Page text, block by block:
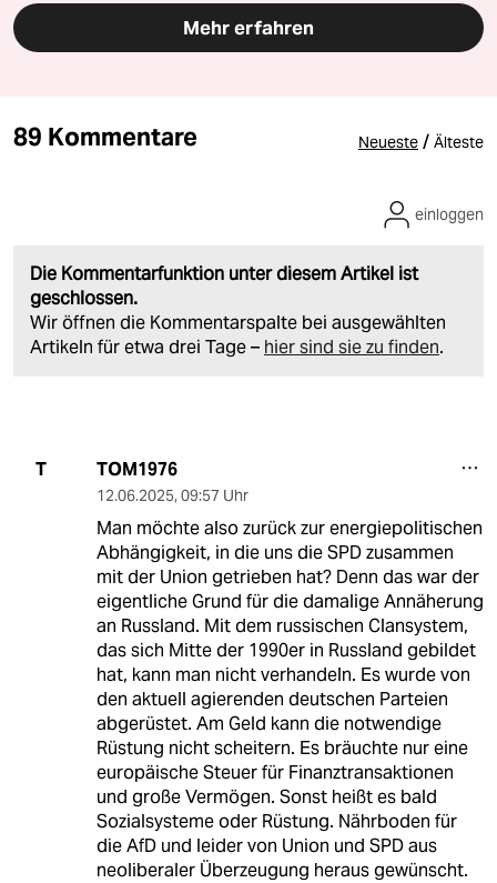
Mehr erfahren
89 Kommentare Neueste / Älteste
Die Kommentarfunktion unter diesem Artikel ist
geschlossen.
Wir öffnen die Kommentarspalte bei ausgewählten
Artikeln für etwa drei Tage – hier sind sie zu finden.
einloggen
T TOM1976
12.06.2025, 09:57 Uhr
Man möchte also zurück zur energiepolitischen
Abhängigkeit, in die uns die SPD zusammen
mit der Union getrieben hat? Denn das war der
eigentliche Grund für die damalige Annäherung
an Russland. Mit dem russischen Clansystem,
das sich Mitte der 1990er in Russland gebildet
hat, kann man nicht verhandeln. Es wurde von
den aktuell agierenden deutschen Parteien
abgerüstet. Am Geld kann die notwendige
Rüstung nicht scheitern. Es bräuchte nur eine
europäische Steuer für Finanztransaktionen
und große Vermögen. Sonst heißt es bald
Sozialsysteme oder Rüstung. Nährboden für
die AfD und leider von Union und SPD aus
neoliberaler Überzeugung heraus gewünscht.